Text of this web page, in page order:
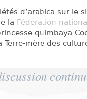
d’arabica sur le
la Fédération
quimbaya
Terre-mère des